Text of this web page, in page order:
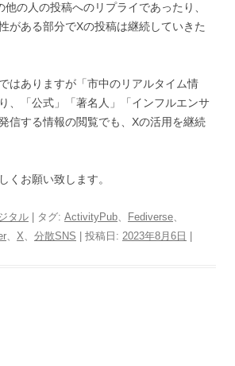
の人の投稿へのリプライであったり、
がある部分でXの投稿は継続していきた
はありますが「市中のリアルタイム情
、「公式」「著名人」「インフルエンサ
信する情報の閲覧でも、Xの活用を継続
くお願い致します。
タル | タグ: ActivityPub、 Fediverse、
、 X、 分散SNS | 投稿日: 2023年8月6日